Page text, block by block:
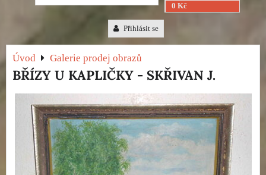
0 Kč
Přihlásit se
Úvod Galerie prodej obrazů
BŘÍZY U KAPLIČKY - SKŘIVAN J.